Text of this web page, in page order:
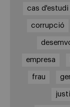
cas d'estudi
corrupció
empresa
frau